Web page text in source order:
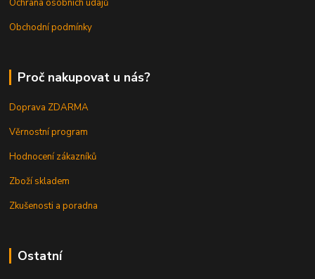
Ochrana osobních údajů
Obchodní podmínky
Proč nakupovat u nás?
Doprava ZDARMA
Věrnostní program
Hodnocení zákazníků
Zboží skladem
Zkušenosti a poradna
Ostatní